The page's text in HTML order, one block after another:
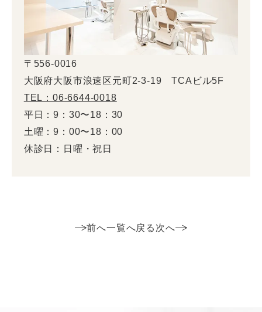
〒556-0016
大阪府大阪市浪速区元町2-3-19 TCAビル5F
TEL：06-6644-0018
平日：9：30〜18：30
土曜：9：00〜18：00
休診日：日曜・祝日
前へ一覧へ戻る 次へ